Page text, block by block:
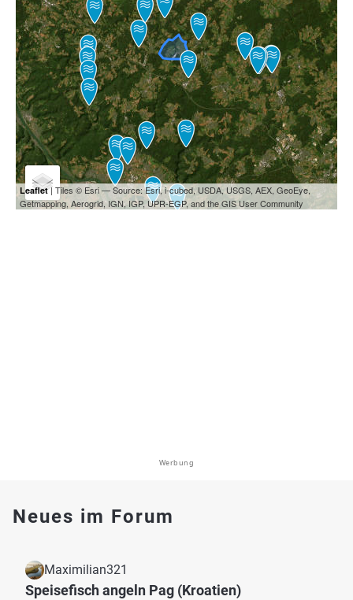
Leaflet| Tiles © Esri — Source: Esri, i-cubed, USDA, USGS, AEX, GeoEye,
Getmapping, Aerogrid, IGN, IGP, UPR-EGP, and the GIS User Community
Werbung
Neues im Forum
Maximilian321
Speisefisch angeln Pag (Kroatien)